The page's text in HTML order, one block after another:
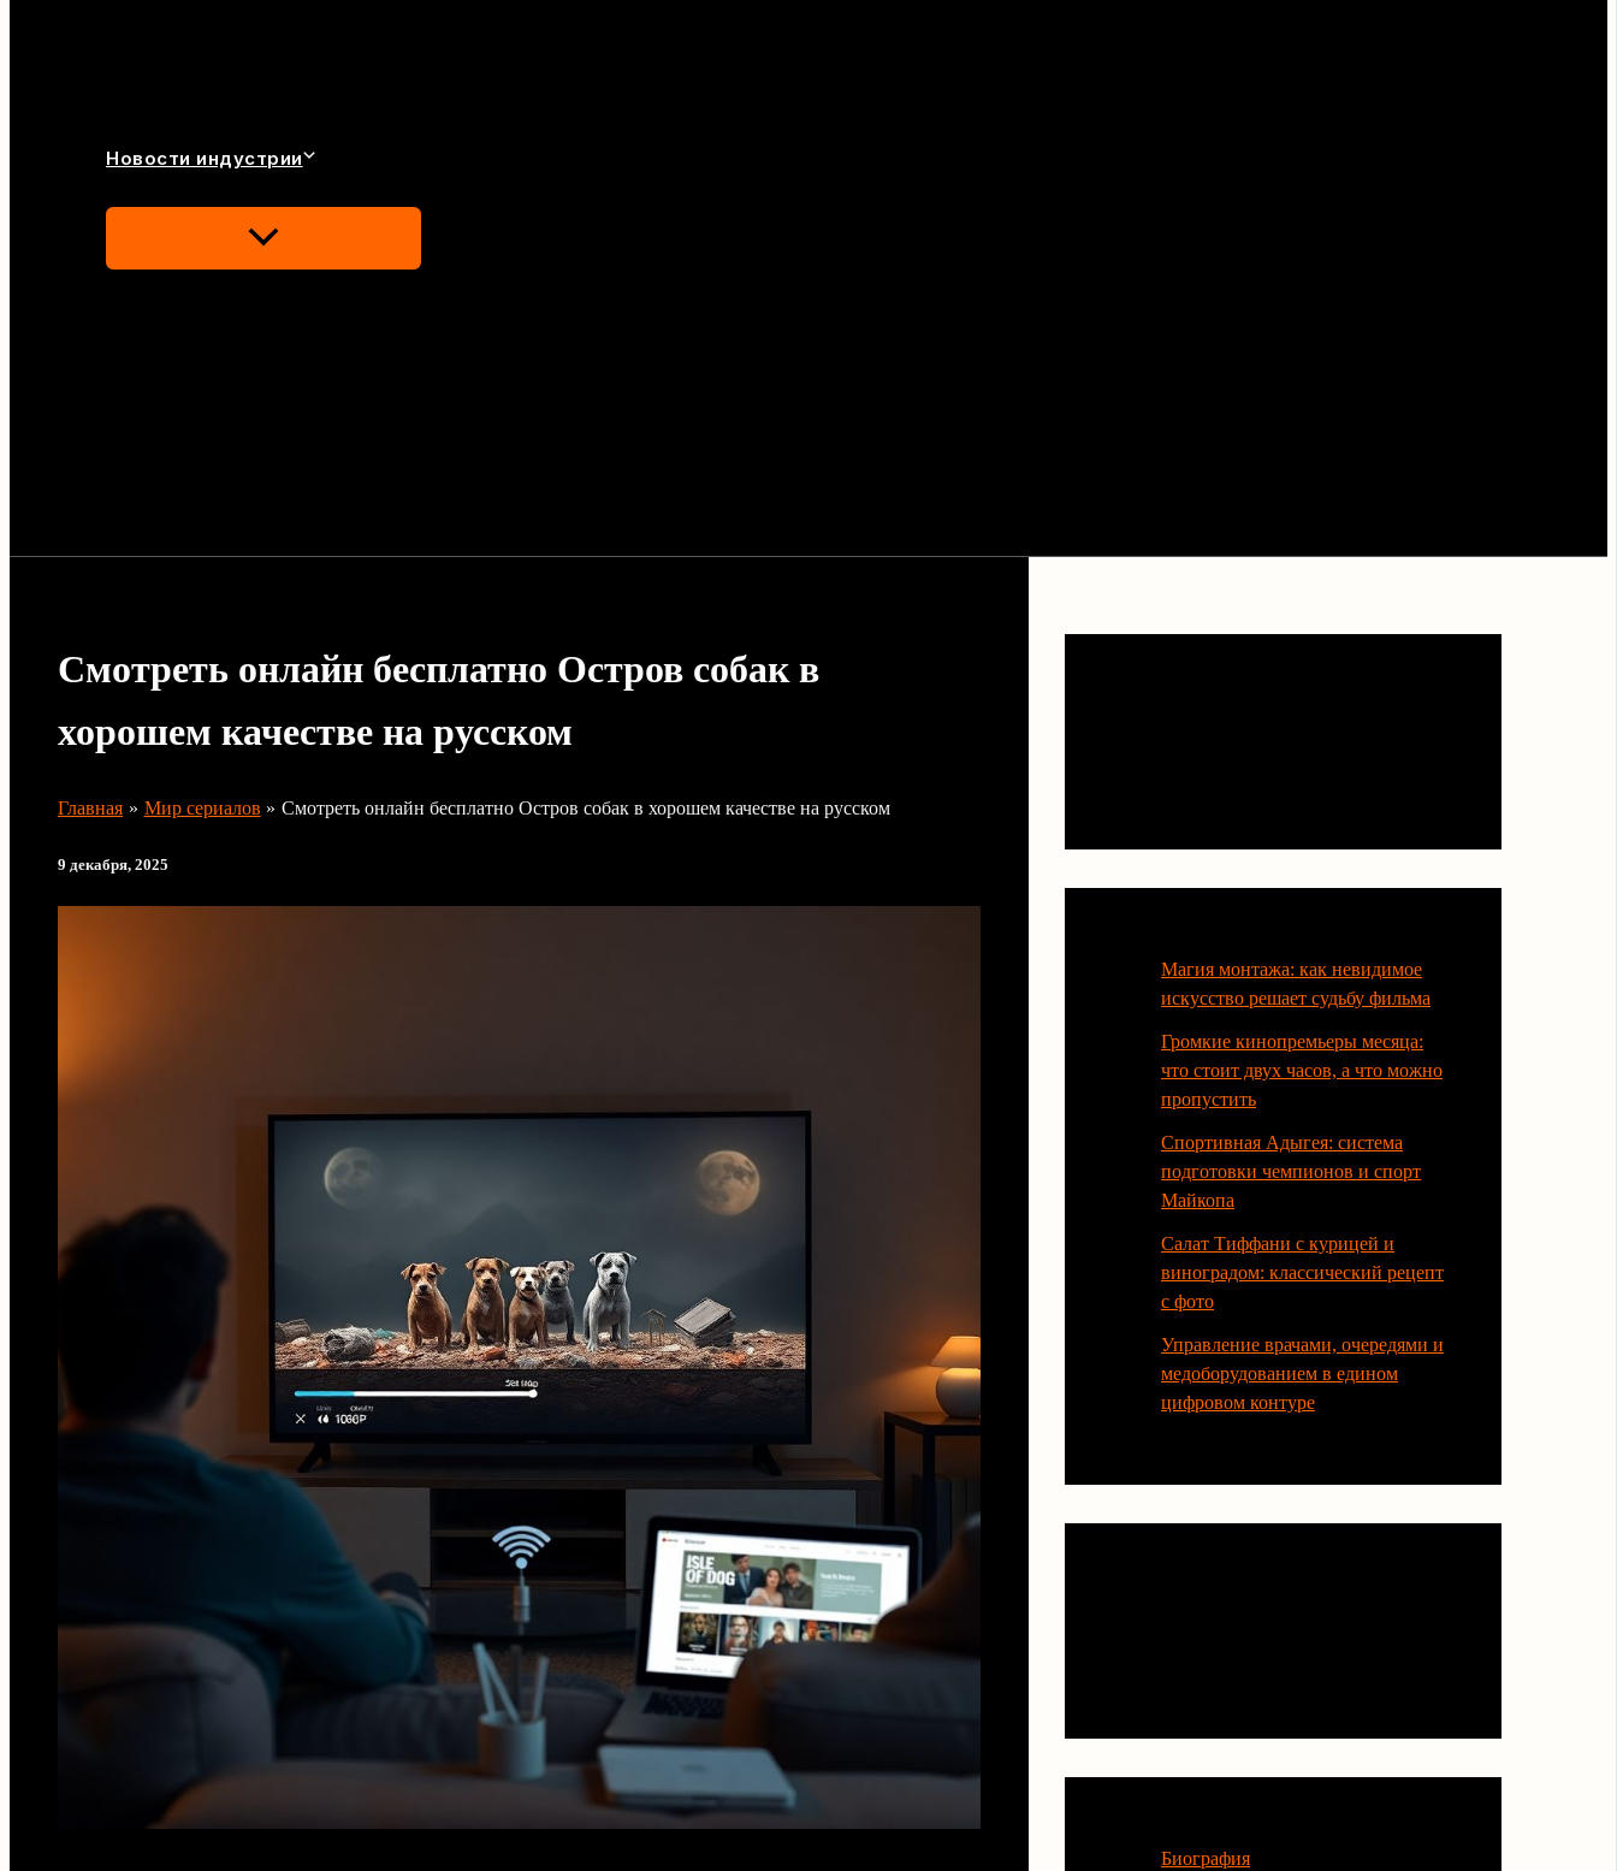
Новости индустрии
Переключатель
Смотреть онлайн бесплатно Остров собак в
хорошем качестве на русском
Главная Мир сериалов Смотреть онлайн бесплатно Остров собак в хорошем качестве на русском
9 декабря, 2025
Магия монтажа: как невидимое
искусство решает судьбу фильма
Громкие кинопремьеры месяца:
что стоит двух часов, а что можно
пропустить
Спортивная Адыгея: система
подготовки чемпионов и спорт
Майкопа
Салат Тиффани с курицей и
виноградом: классический рецепт
с фото
Управление врачами, очередями и
медоборудованием в едином
цифровом контуре
Биография